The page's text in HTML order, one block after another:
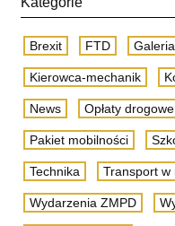
Brexit FTD Galeria
Kierowca-mechanik
News Opłaty drogowe
Pakiet mobilności
Technika Transport w
Wydarzenia ZMPD